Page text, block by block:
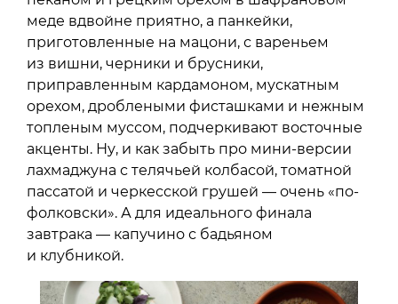
меде вдвойне приятно, а панкейки,
приготовленные на мацони, с вареньем
из вишни, черники и брусники,
приправленным кардамоном, мускатным
орехом, дроблеными фисташками и нежным
топленым муссом, подчеркивают восточные
акценты. Ну, и как забыть про мини-версии
лахмаджуна с телячьей колбасой, томатной
пассатой и черкесской грушей — очень «по-
фолковски». А для идеального финала
завтрака — капучино с бадьяном
и клубникой.